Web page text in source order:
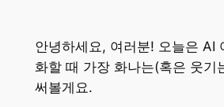
안녕하세요, 여러분! 오늘은 AI
화할 때 가장 화나는(혹은 웃기
써볼게요.